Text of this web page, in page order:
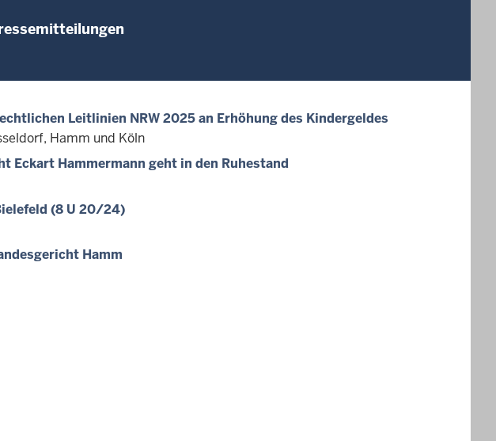
Leitlinien NRW 2025 an Erhöhung des Kindergeldes
Hamm und Köln
Eckart Hammermann geht in den Ruhestand
(8 U 20/24)
Hamm